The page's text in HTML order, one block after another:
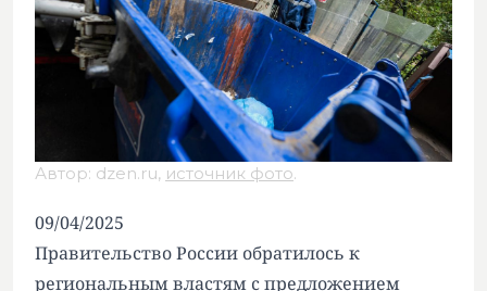
Автор: dzen.ru, источник фото.
09/04/2025
Правительство России обратилось к
региональным властям с предложением